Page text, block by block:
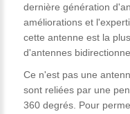
dernière génération
améliorations et
cette antenne est la
d'antennes
Ce n'est pas une
sont reliées par une
360 degrés. Pour